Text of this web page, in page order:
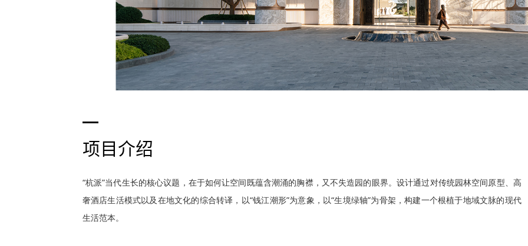
项目介绍
“杭派”当代生长的核心议题，在于如何让空间既蕴含潮涌的胸襟，又不失造园的眼界。设计通过对传统园林空间原型、高
奢酒店生活模式以及在地文化的综合转译，以“钱江潮形”为意象，以“生境绿轴”为骨架，构建一个根植于地域文脉的现代
生活范本。